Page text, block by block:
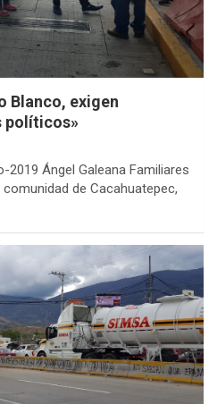
Blanco, exigen
políticos»
2019 Ángel Galeana Familiares
de Cacahuatepec,